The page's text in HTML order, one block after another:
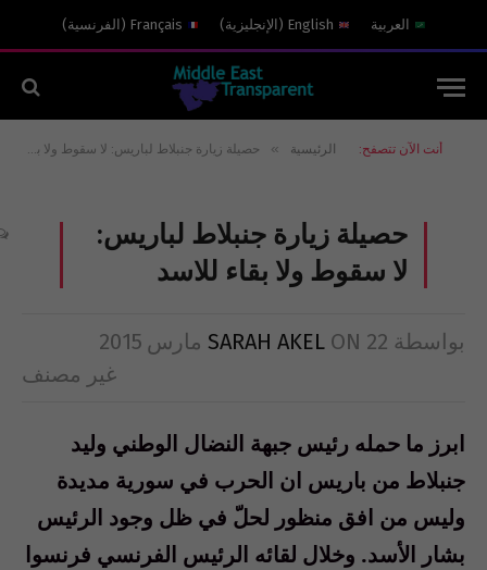
العربية English
( الإنجليزية)
Français
( الفرنسية)
أنت الآن تتصفح: الرئيسية » حصيلة زيارة جنبلاط لباريس: لا سقوط ولا بقاء للاسد
حصيلة زيارة جنبلاط لباريس:
لا سقوط ولا بقاء للاسد
بواسطة SARAH AKEL ON 22 مارس 2015
غير مصنف
ابرز ما حمله رئيس جبهة النضال الوطني وليد
جنبلاط من باريس ان الحرب في سورية مديدة
وليس من افق منظور لحلّ في ظل وجود الرئيس
بشار الأسد. وخلال لقائه الرئيس الفرنسي فرنسوا